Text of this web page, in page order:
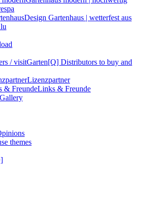
Design Gartenhaus | wetterfest aus
/ visitGarten[Q] Distributors to buy and
Lizenzpartner
& FreundeLinks & Freunde
themes